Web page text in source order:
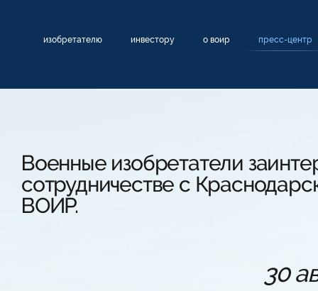
изобретателю инвестору о воир пресс-центр
Военные изобретатели
сотрудничестве с
ВОИР.
30